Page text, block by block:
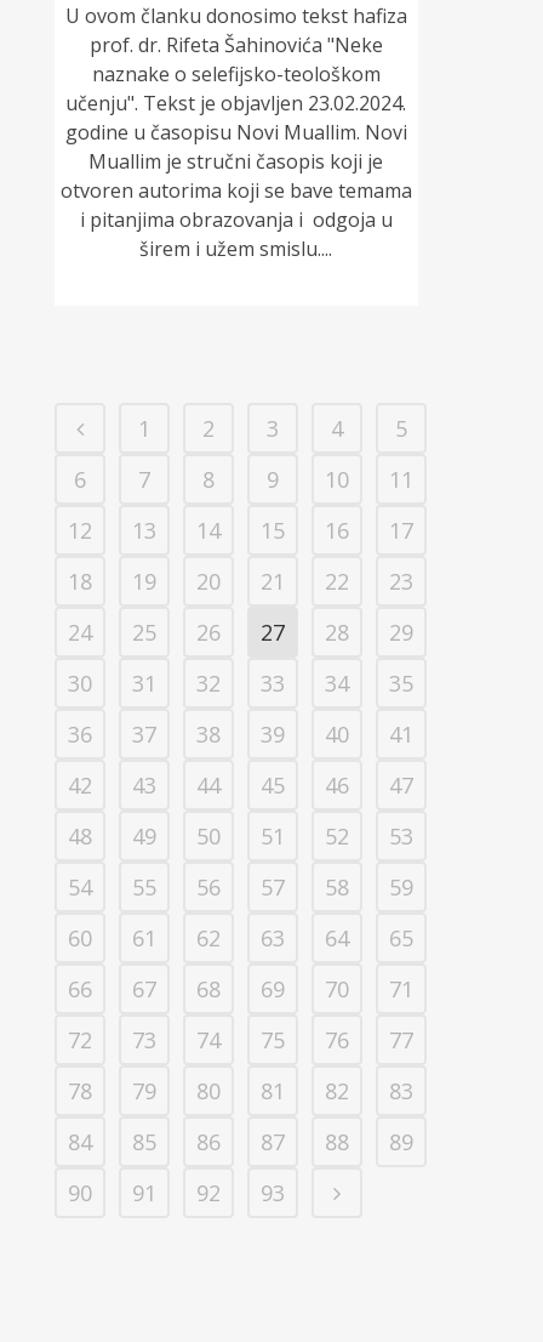
U ovom članku donosimo tekst hafiza
prof. dr. Rifeta Šahinovića "Neke
naznake o selefijsko-teološkom
učenju". Tekst je objavljen 23.02.2024.
godine u časopisu Novi Muallim. Novi
Muallim je stručni časopis koji je
otvoren autorima koji se bave temama
i pitanjima obrazovanja i odgoja u
širem i užem smislu....
1 2 3 4
5
6
7 8 9 10
11
12
13 14 15 16
17
18
19 20 21 22
23
24
25 26 27 28
29
30
31 32 33 34
35
36
37 38 39 40
41
42
43 44 45 46
47
48
49 50 51 52
53
54
55 56 57 58
59
60
61 62 63 64
65
66
67 68 69 70
71
72
73 74 75 76
77
78
79 80 81 82
83
84
85 86 87 88
89
90
91 92 93